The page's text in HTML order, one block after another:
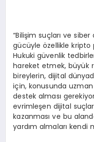
“Bilişim suçları ve siber
gücüyle özellikle kripto
Hukuki güvenlik
hareket etmek, büyük
bireylerin, dijital
için, konusunda
destek alması
evrimleşen dijital suçlar
kazanması ve bu
yardım almaları kendi